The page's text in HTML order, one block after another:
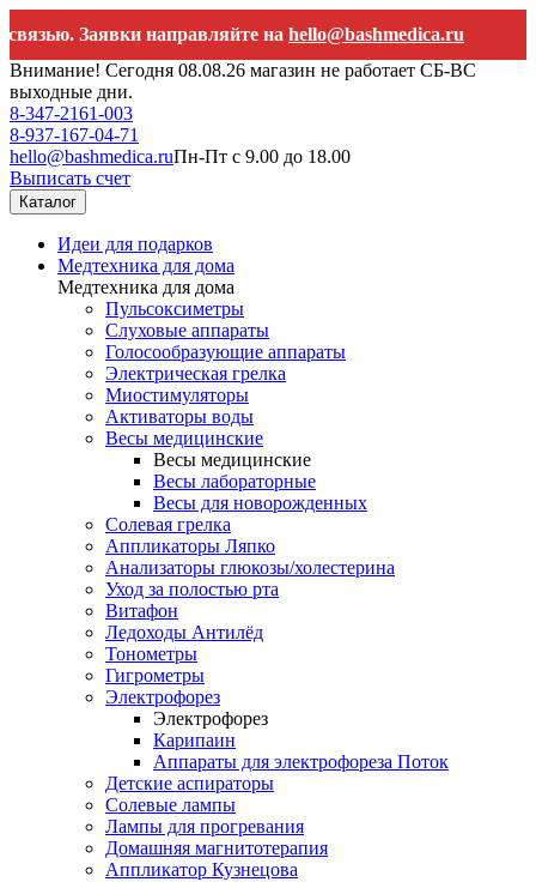
Заявки направляйте наhello@bashmedica.ru
Внимание! Сегодня 08.08.26 магазин не работает СБ-ВС
выходные дни.
8-347-2161-003
8-937-167-04-71
hello@bashmedica.ruПн-Пт с 9.00 до 18.00
Выписать счет
Каталог
Идеи для подарков
Медтехника для дома
Медтехника для дома
Пульсоксиметры
Слуховые аппараты
Голосообразующие аппараты
Электрическая грелка
Миостимуляторы
Активаторы воды
Весы медицинские
Весы медицинские
Весы лабораторные
Весы для новорожденных
Солевая грелка
Аппликаторы Ляпко
Анализаторы глюкозы/холестерина
Уход за полостью рта
Витафон
Ледоходы Антилёд
Тонометры
Гигрометры
Электрофорез
Электрофорез
Карипаин
Аппараты для электрофореза Поток
Детские аспираторы
Солевые лампы
Лампы для прогревания
Домашняя магнитотерапия
Аппликатор Кузнецова